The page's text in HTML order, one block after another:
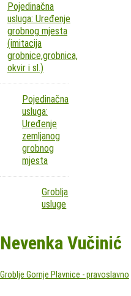
Pojedinačna
usluga: Uređenje
grobnog mjesta
(imitacija
grobnice,grobnica,
okvir i sl.)
Pojedinačna
usluga:
Uređenje
zemljanog
grobnog
mjesta
Groblja
usluge
Nevenka Vučinić
Groblje Gornje Plavnice - pravoslavno